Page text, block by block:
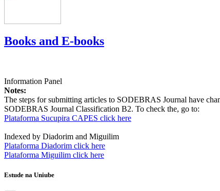
Books and E-books
Information Panel
Notes:
The steps for submitting articles to SODEBRAS Journal have
SODEBRAS Journal Classification B2. To check the, go to:
Plataforma Sucupira CAPES click here
Indexed by Diadorim and Miguilim
Plataforma Diadorim click here
Plataforma Miguilim click here
Estude na Uniube